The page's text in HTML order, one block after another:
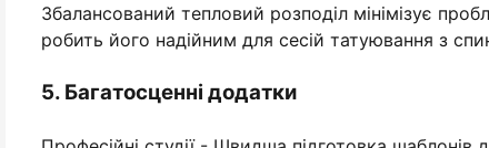
Збалансований тепловий розподіл мінімізує
робить його надійним для сесій татуювання з
5. Багатосценні додатки